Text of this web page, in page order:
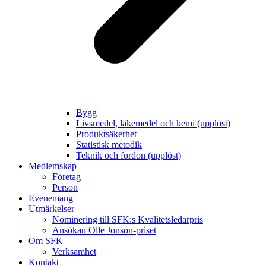
Bygg
Livsmedel, läkemedel och kemi (upplöst)
Produktsäkerhet
Statistisk metodik
Teknik och fordon (upplöst)
Medlemskap
Företag
Person
Evenemang
Utmärkelser
Nominering till SFK:s Kvalitetsledarpris
Ansökan Olle Jonson-priset
Om SFK
Verksamhet
Kontakt